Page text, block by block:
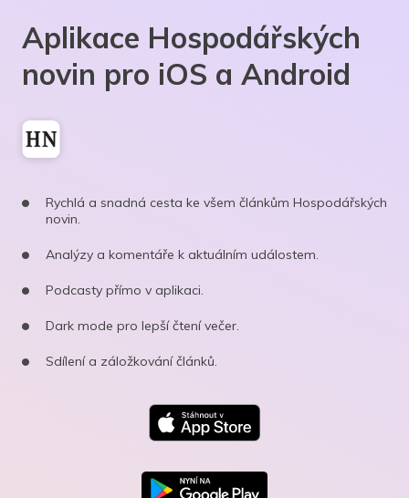
Aplikace Hospodářských
novin pro iOS a Android
Rychlá a snadná cesta ke všem článkům Hospodářských
novin.
Analýzy a komentáře k aktuálním událostem.
Podcasty přímo v aplikaci.
Dark mode pro lepší čtení večer.
Sdílení a záložkování článků.